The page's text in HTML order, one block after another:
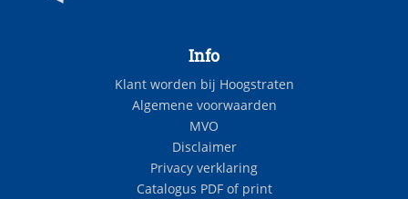
Info
Klant worden bij Hoogstraten
Algemene voorwaarden
MVO
Disclaimer
Privacy verklaring
Catalogus PDF of print